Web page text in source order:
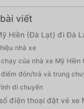
viết
Hiền (Đà Lạt) đi Đà
nhà xe
chạy của nhà xe Mỹ
điểm đón/trả và trung
di chuyển
điện thoại đặt vé xe